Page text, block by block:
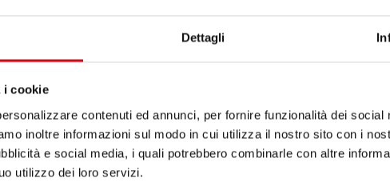
Dettagli
i cookie
contenuti ed annunci, per fornire funzionalità dei social
inoltre informazioni sul modo in cui utilizza il nostro sito con i
e social media, i quali potrebbero combinarle con altre
utilizzo dei loro servizi.
Carraro Antonio
Challenger Claas